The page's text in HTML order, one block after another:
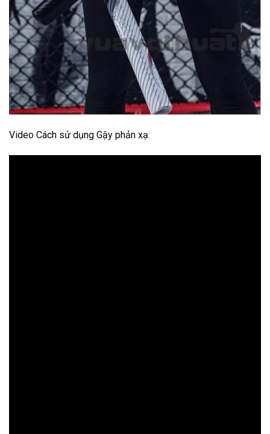
Video Cách sử dụng Gậy phản xạ: